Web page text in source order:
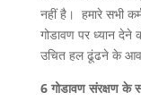
नहीं है। हमारे सभी
गोडावण पर ध्यान
उचित हल ढूंढने के
6 गोडावण संरक्षण के